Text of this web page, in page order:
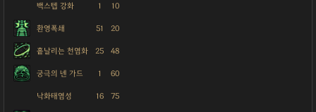
백스텝 강화 1 10
환영폭쇄 51 20
흩날리는 천염화 25 48
궁극의 넨 가드 1 60
낙화태염성 16 75